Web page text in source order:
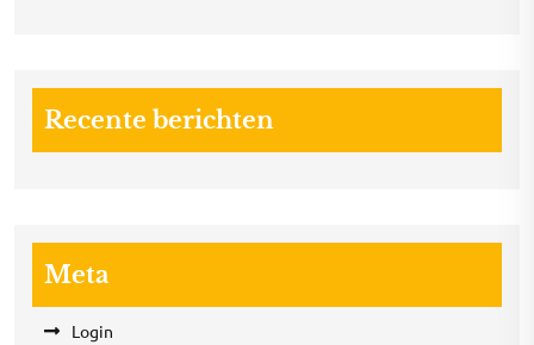
Recente berichten
Meta
Login